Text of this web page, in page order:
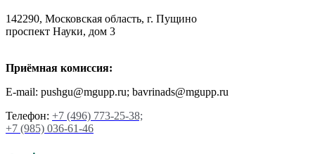
142290, Московская область, г. Пущино
проспект Науки, дом 3
Приёмная комиссия:
E-mail: pushgu@mgupp.ru; bavrinads@mgupp.ru
Телефон: +7 (496) 773-25-38;
+7 (985) 036-61-46